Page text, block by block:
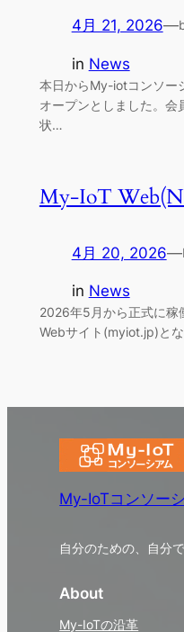
4月 21, 2026—
in News
本日からMy-iotコンソー
オープンとしました。会
状…
My-IoT
4月 20, 2026—
in News
2026年5月から正式に稼
Webサイト(myiot.jp)と
My-IoTコンソー
自分のための、自分
About
My-IoTの沿革